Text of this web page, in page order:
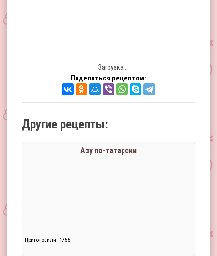
Загрузка...
Поделиться рецептом:
Другие рецепты:
Азу по-татарски
Приготовили: 1755